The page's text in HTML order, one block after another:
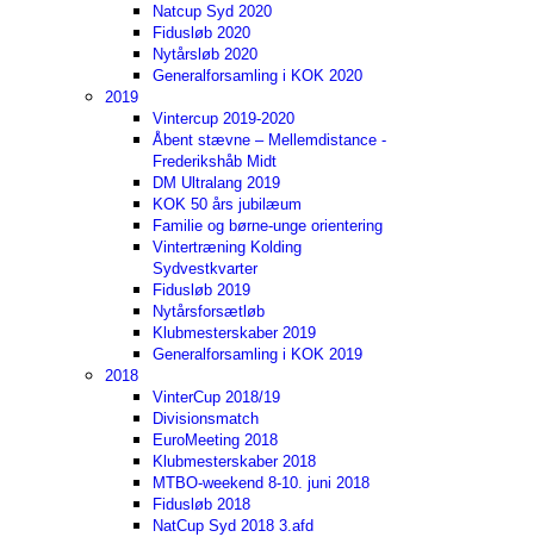
Natcup Syd 2020
Fidusløb 2020
Nytårsløb 2020
Generalforsamling i KOK 2020
2019
Vintercup 2019-2020
Åbent stævne – Mellemdistance -
Frederikshåb Midt
DM Ultralang 2019
KOK 50 års jubilæum
Familie og børne-unge orientering
Vintertræning Kolding
Sydvestkvarter
Fidusløb 2019
Nytårsforsætløb
Klubmesterskaber 2019
Generalforsamling i KOK 2019
2018
VinterCup 2018/19
Divisionsmatch
EuroMeeting 2018
Klubmesterskaber 2018
MTBO-weekend 8-10. juni 2018
Fidusløb 2018
NatCup Syd 2018 3.afd